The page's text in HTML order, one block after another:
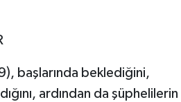
başlarında beklediğini,
ardından da şüphelilerin